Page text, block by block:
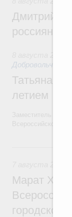
Дмитрий
россиян с
Татьяна
летием
Заместитель
Всероссийского
Марат
городской